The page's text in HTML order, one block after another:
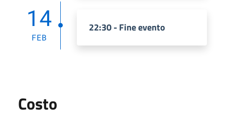
14
FEB
22:30 - Fine evento
Costo